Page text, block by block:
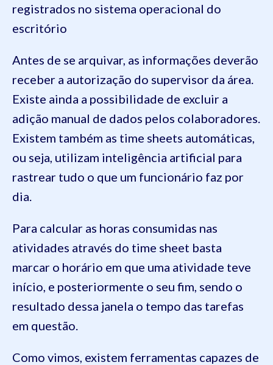
registrados no sistema operacional do
escritório
Antes de se arquivar, as informações deverão
receber a autorização do supervisor da área.
Existe ainda a possibilidade de excluir a
adição manual de dados pelos colaboradores.
Existem também as time sheets automáticas,
ou seja, utilizam inteligência artificial para
rastrear tudo o que um funcionário faz por
dia.
Para calcular as horas consumidas nas
atividades através do time sheet basta
marcar o horário em que uma atividade teve
início, e posteriormente o seu fim, sendo o
resultado dessa janela o tempo das tarefas
em questão.
Como vimos, existem ferramentas capazes de